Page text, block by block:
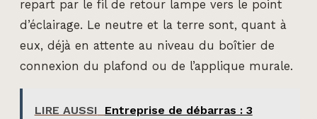
repart par le fil de retour lampe vers le point
d’éclairage. Le neutre et la terre sont, quant à
eux, déjà en attente au niveau du boîtier de
connexion du plafond ou de l’applique murale.
LIRE AUSSI
Entreprise de débarras : 3